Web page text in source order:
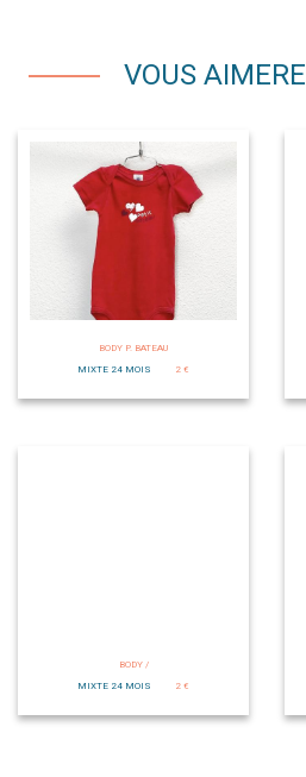
VOUS
BODY P. BATEAU
MIXTE 24 MOIS
2 €
BODY /
MIXTE 24 MOIS
2 €